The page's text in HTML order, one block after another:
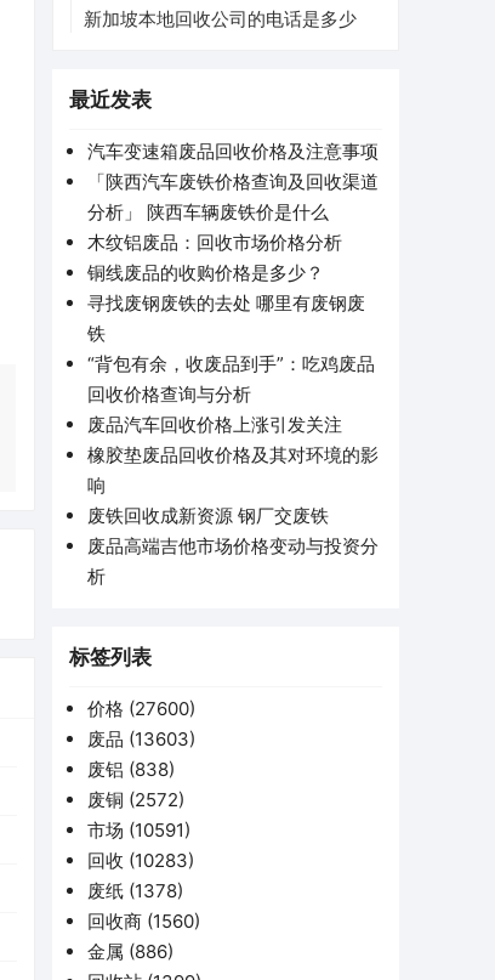
新加坡本地回收公司的电话是多少
最近发表
汽车变速箱废品回收价格及注意事项
「陕西汽车废铁价格查询及回收渠道
分析」 陕西车辆废铁价是什么
木纹铝废品：回收市场价格分析
铜线废品的收购价格是多少？
寻找废钢废铁的去处 哪里有废钢废
铁
“背包有余，收废品到手”：吃鸡废品
回收价格查询与分析
废品汽车回收价格上涨引发关注
橡胶垫废品回收价格及其对环境的影
响
废铁回收成新资源 钢厂交废铁
废品高端吉他市场价格变动与投资分
析
标签列表
价格 (27600)
废品 (13603)
废铝 (838)
废铜 (2572)
市场 (10591)
回收 (10283)
废纸 (1378)
回收商 (1560)
金属 (886)